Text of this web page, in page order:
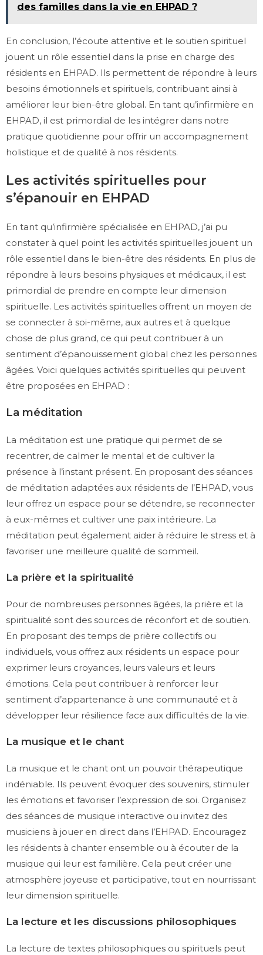
des familles dans la vie en EHPAD ?
En conclusion, l’écoute attentive et le soutien spirituel
jouent un rôle essentiel dans la prise en charge des
résidents en EHPAD. Ils permettent de répondre à leurs
besoins émotionnels et spirituels, contribuant ainsi à
améliorer leur bien-être global. En tant qu’infirmière en
EHPAD, il est primordial de les intégrer dans notre
pratique quotidienne pour offrir un accompagnement
holistique et de qualité à nos résidents.
Les activités spirituelles pour
s’épanouir en EHPAD
En tant qu’infirmière spécialisée en EHPAD, j’ai pu
constater à quel point les activités spirituelles jouent un
rôle essentiel dans le bien-être des résidents. En plus de
répondre à leurs besoins physiques et médicaux, il est
primordial de prendre en compte leur dimension
spirituelle. Les activités spirituelles offrent un moyen de
se connecter à soi-même, aux autres et à quelque
chose de plus grand, ce qui peut contribuer à un
sentiment d’épanouissement global chez les personnes
âgées. Voici quelques activités spirituelles qui peuvent
être proposées en EHPAD :
La méditation
La méditation est une pratique qui permet de se
recentrer, de calmer le mental et de cultiver la
présence à l’instant présent. En proposant des séances
de méditation adaptées aux résidents de l’EHPAD, vous
leur offrez un espace pour se détendre, se reconnecter
à eux-mêmes et cultiver une paix intérieure. La
méditation peut également aider à réduire le stress et à
favoriser une meilleure qualité de sommeil.
La prière et la spiritualité
Pour de nombreuses personnes âgées, la prière et la
spiritualité sont des sources de réconfort et de soutien.
En proposant des temps de prière collectifs ou
individuels, vous offrez aux résidents un espace pour
exprimer leurs croyances, leurs valeurs et leurs
émotions. Cela peut contribuer à renforcer leur
sentiment d’appartenance à une communauté et à
développer leur résilience face aux difficultés de la vie.
La musique et le chant
La musique et le chant ont un pouvoir thérapeutique
indéniable. Ils peuvent évoquer des souvenirs, stimuler
les émotions et favoriser l’expression de soi. Organisez
des séances de musique interactive ou invitez des
musiciens à jouer en direct dans l’EHPAD. Encouragez
les résidents à chanter ensemble ou à écouter de la
musique qui leur est familière. Cela peut créer une
atmosphère joyeuse et participative, tout en nourrissant
leur dimension spirituelle.
La lecture et les discussions philosophiques
La lecture de textes philosophiques ou spirituels peut